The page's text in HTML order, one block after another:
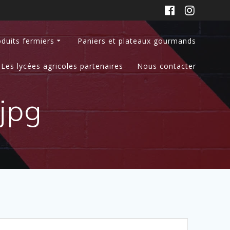
fermiers Paniers et plateaux gourmands
Les lycées agricoles partenaires Nous contacter